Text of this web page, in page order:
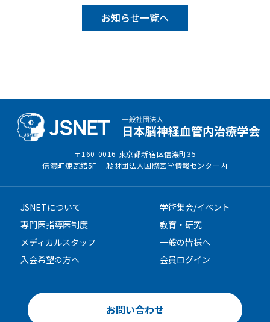
お知らせ一覧へ
〒160-0016 東京都新宿区信濃町35
信濃町煉瓦館5F 一般財団法人国際医学情報センター内
JSNETについて
学術集会/イベント
専門医指導医制度
教育・研究
メディカルスタッフ
一般の皆様へ
入会希望の方へ
会員ログイン
お問い合わせ